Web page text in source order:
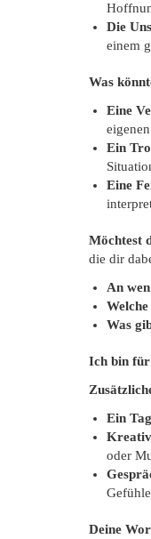
Die
einem
Was
Eine
Ein
Eine
Möchtest
die dir
An
Was
Ich bin für
Ein
oder
Deine